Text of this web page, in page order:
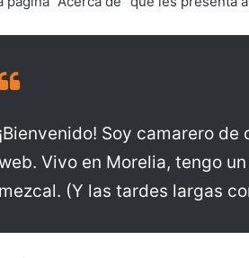
¡Bienvenido! Soy camarero
web. Vivo en Morelia, tengo
mezcal. (Y las tardes largas